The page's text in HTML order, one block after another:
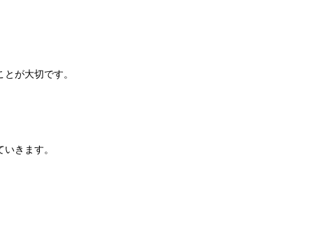
が大切です。
きます。